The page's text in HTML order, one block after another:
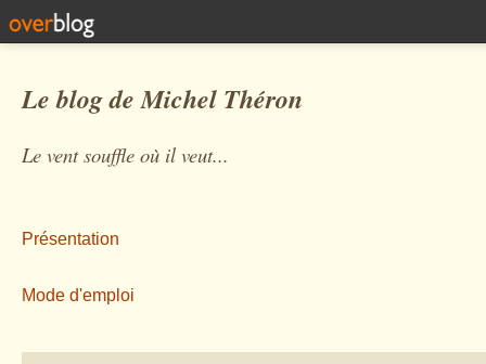
Le blog de Michel Théron
Le vent souffle où il veut...
Présentation
Mode d'emploi